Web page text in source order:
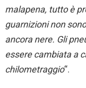
malapena, tutto è
guarnizioni non
ancora nere. Gli
essere cambiata a
chilometraggio“.